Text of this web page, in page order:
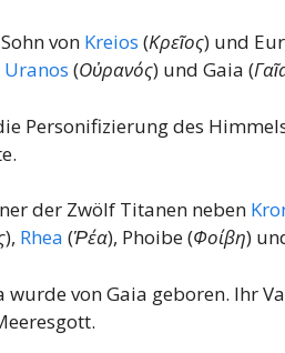
von Kreios (Κρεῖος) und
Uranos (Οὐρανός) und Gaia (
Personifizierung des
der Zwölf Titanen neben
), Rhea (Ῥέα), Phoibe (Φοίβη)
wurde von Gaia geboren. Ihr